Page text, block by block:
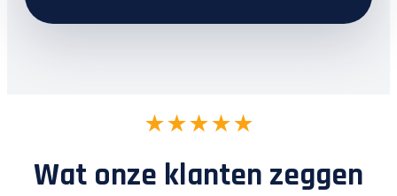
★★★★★
Wat onze klanten zeggen